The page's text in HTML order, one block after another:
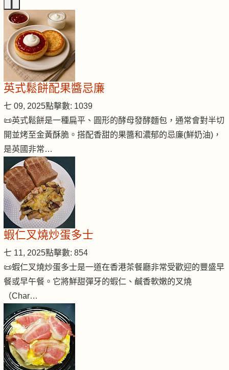
英式鬆餅配果醬忌廉
七 09, 2025點擊數: 1039
📜英式鬆餅是一種扁平、圓形的酵母發酵麵包，通常會對半切
開並烤至金黃酥脆。搭配香甜的果醬和濃郁的忌廉(鮮奶油)，
是英國非常…
蝦仁叉燒炒蛋多士
七 11, 2025點擊數: 854
📜蝦仁叉燒炒蛋多士是一道在香港茶餐廳非常受歡迎的豐盛早
餐或早午餐。它將鮮甜彈牙的蝦仁、鹹香軟嫩的叉燒
（Char…